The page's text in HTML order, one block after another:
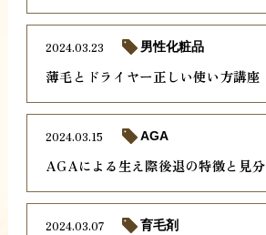
薄毛とドライヤー正しい使い方講座
2024.03.23 男性化粧品
AGAによる生え際後退の特徴と見
2024.03.15 AGA
2024.03.07 育毛剤